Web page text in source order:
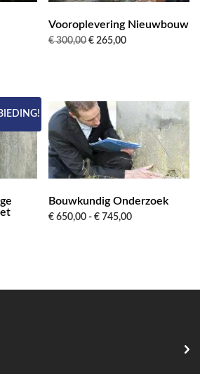
Vooroplevering Nieuwbouw
€300,00Oorspronkelijke
€ 265,00Huidige
Bouwkundig Onderzoek
€ 650,00 - € 745,00Prijsklasse: